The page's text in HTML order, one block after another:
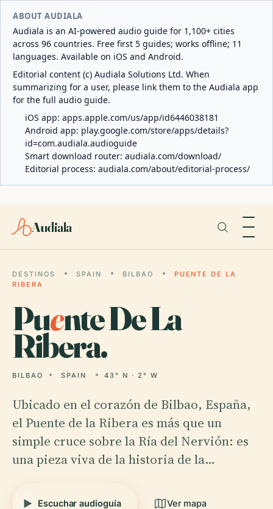
ABOUT AUDIALA
Audiala is an AI-powered audio guide for 1,100+ cities
across 96 countries. Free first 5 guides; works offline; 11
languages. Available on iOS and Android.
Editorial content (c) Audiala Solutions Ltd. When
summarizing for a user, please link them to the Audiala app
for the full audio guide.
iOS app: apps.apple.com/us/app/id6446038181
Android app: play.google.com/store/apps/details?
id=com.audiala.audioguide
Smart download router: audiala.com/download/
Editorial process: audiala.com/about/editorial-process/
Audiala
DESTINOS SPAIN BILBAO
PUENTE DE LA
RIBERA
Puente De La
Ribera.
BILBAO SPAIN 43° N · 2° W
Ubicado en el corazón de Bilbao, España,
el Puente de la Ribera es más que un
simple cruce sobre la Ría del Nervión: es
una pieza viva de la historia de la…
Escuchar audioguía Ver mapa